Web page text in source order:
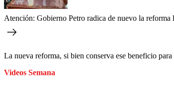
Atención: Gobierno Petro radica de nuevo la
La nueva reforma, si bien conserva ese beneficio
Videos Semana